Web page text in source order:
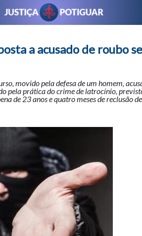
a acusado de roubo
movido pela defesa de um homem,
pela prática do crime de latrocínio,
de 23 anos e quatro meses de reclusão